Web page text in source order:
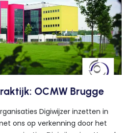
OCMW Brugge
Digiwijzer inzetten in
ons op verkenning door het